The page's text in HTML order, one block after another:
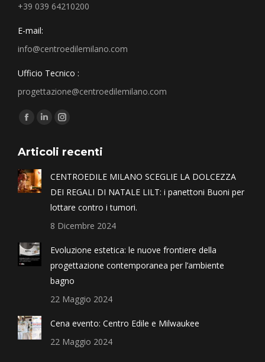
+39 039 64210200
E-mail:
info@centroedilemilano.com
Ufficio Tecnico :
progettazione@centroedilemilano.com
Find us on:
Articoli recenti
CENTROEDILE MILANO SCEGLIE LA DOLCEZZA
DEI REGALI DI NATALE LILT: i panettoni Buoni per
lottare contro i tumori.
8 Dicembre 2024
Evoluzione estetica: le nuove frontiere della
progettazione contemporanea per l’ambiente
bagno
22 Maggio 2024
Cena evento: Centro Edile e Milwaukee
22 Maggio 2024